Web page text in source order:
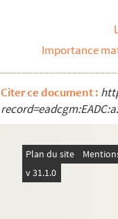
LF12-84. La Grande
LF12-85. Lille : Les
LF12-86.
LF12-87.
LF12-88. L’église St
LF12-89. L’église St
LF12-91. Lille :
LF12-92. Démolition
Importance
Citer ce document :
Plan du site
v 31.1.0